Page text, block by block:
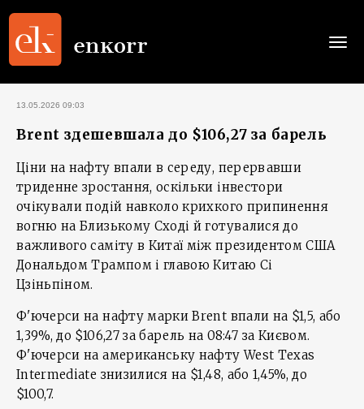
13.05.2026 09:03
Brent здешевшала до $106,27 за барель
Ціни на нафту впали в середу, перервавши
триденне зростання, оскільки інвестори
очікували подій навколо крихкого припинення
вогню на Близькому Сході й готувалися до
важливого саміту в Китаї між президентом США
Дональдом Трампом і главою Китаю Сі
Цзіньпіном.
Ф'ючерси на нафту марки Brent впали на $1,5, або
1,39%, до $106,27 за барель на 08:47 за Києвом.
Ф'ючерси на американську нафту West Texas
Intermediate знизилися на $1,48, або 1,45%, до
$100,7.